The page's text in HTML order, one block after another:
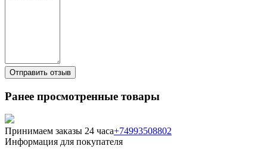
Ранее просмотренные товары
Принимаем заказы 24 часа+74993508802
Информация для покупателя